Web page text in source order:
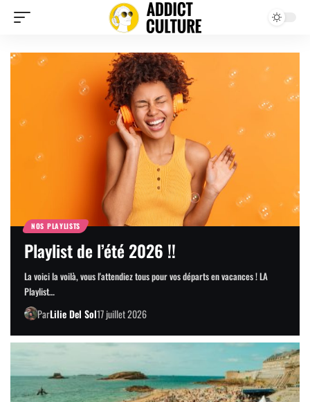
NOS PLAYLISTS
Playlist de l’été 2026 !!
La voici la voilà, vous l'attendiez tous pour vos départs en vacances ! LA
Playlist…
ParLilie Del Sol17 juillet 2026